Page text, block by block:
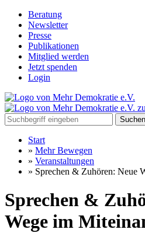
Beratung
Newsletter
Presse
Publikationen
Mitglied werden
Jetzt spenden
Login
Suchen
Start
» Mehr Bewegen
» Veranstaltungen
» Sprechen & Zuhören: Neue
Sprechen &
Wege im